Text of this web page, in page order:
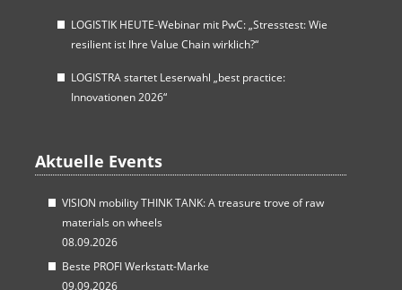
LOGISTIK HEUTE-Webinar mit PwC: „Stresstest: Wie
resilient ist Ihre Value Chain wirklich?“
LOGISTRA startet Leserwahl „best practice:
Innovationen 2026“
Aktuelle Events
VISION mobility THINK TANK: A treasure trove of raw
materials on wheels
08.09.2026
Beste PROFI Werkstatt-Marke
09.09.2026